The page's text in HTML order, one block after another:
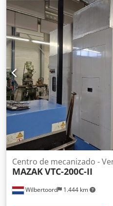
husillo: BT40 Cambio
posiciones Velocidad
Velocidad de avance: X, Y
Peso: 10500 kg Djdpfsztkaxjx
Dahlih (eje A) Incluye
parámetros/copias de
Wilbertoord 1.444 km
Centro de mecanizado -
MAZAKVTC-200C-II